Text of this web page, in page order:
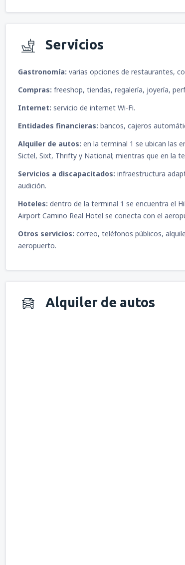
Servicios
Gastronomía: varias opciones de restaurantes,
Compras: freeshop, tiendas, regalería, joyería,
Internet: servicio de internet Wi-Fi.
Entidades financieras: bancos, cajeros
Alquiler de autos: en la terminal 1 se ubican las
Sictel, Sixt, Thrifty y National; mientras que en la
Servicios a discapacitados: infraestructura
audición.
Hoteles: dentro de la terminal 1 se encuentra el
Airport Camino Real Hotel se conecta con el
Otros servicios: correo, teléfonos públicos,
aeropuerto.
Alquiler de autos